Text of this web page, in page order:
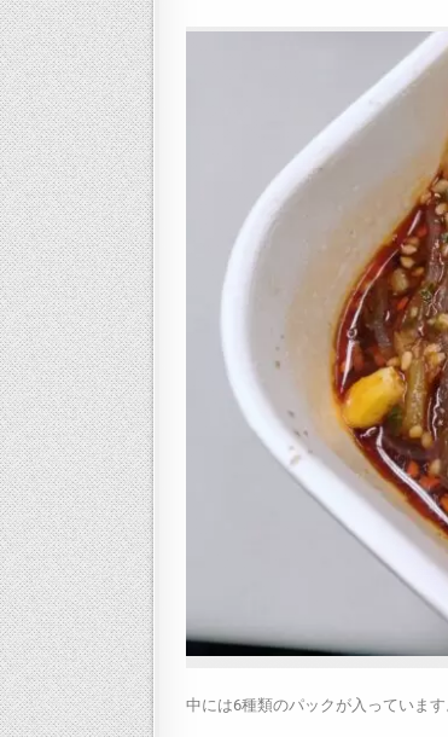
中には6種類のパックが入っています